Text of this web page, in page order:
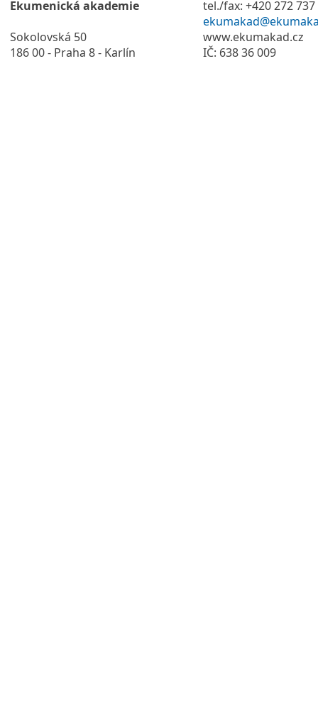
Ekumenická akademie
Sokolovská 50
186 00 - Praha 8 - Karlín
tel./fax: +420 272 737
www.ekumakad.cz
IČ: 638 36 009